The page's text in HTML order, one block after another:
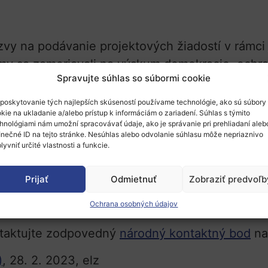
Spravujte súhlas so súbormi cookie
tých najlepších skúseností používame technológie, ako sú súbory
na ukladanie a/alebo prístup k informáciám o zariadení. Súhlas s týmito
nám umožní spracovávať údaje, ako je správanie pri prehliadaní
ID na tejto stránke. Nesúhlas alebo odvolanie súhlasu môže nepriaznivo
určité vlastnosti a funkcie.
Prijať Odmietnuť Zobraziť
Ochrana osobných údajov
na podávanie projektových žiadostí v rámci
sa zameriavali na výskum demokracie,
Celkovo bolo podaných 737
01bolo podaných287
01bolo podaných178projektových
01
sú k dispozícii na
Funding & Tender
v júni 2024.
zodpovedný národný kontaktný bod
, 28. 2. 2023, elz